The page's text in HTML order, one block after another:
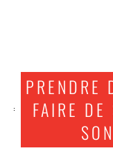
PRENDRE
FAIRE DE